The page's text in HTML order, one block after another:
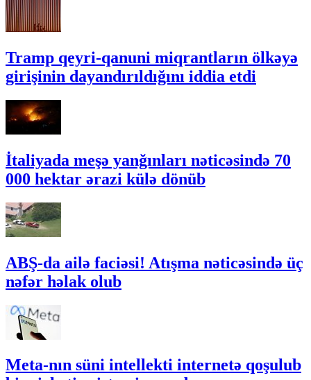
Tramp qeyri-qanuni miqrantların ölkəyə
girişinin dayandırıldığını iddia etdi
İtaliyada meşə yanğınları nəticəsində 70
000 hektar ərazi külə dönüb
ABŞ-da ailə faciəsi! Atışma nəticəsində üç
nəfər həlak olub
Meta-nın süni intellekti internetə qoşulub